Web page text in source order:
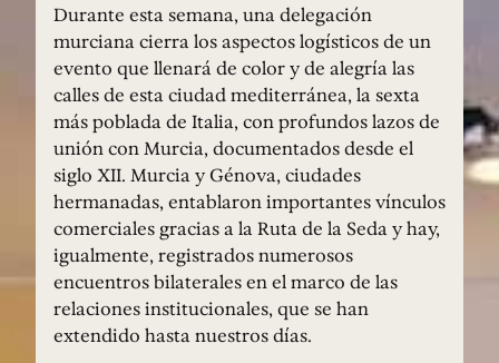
Durante esta semana, una delegación
murciana cierra los aspectos logísticos de un
evento que llenará de color y de alegría las
calles de esta ciudad mediterránea, la sexta
más poblada de Italia, con profundos lazos de
unión con Murcia, documentados desde el
siglo XII. Murcia y Génova, ciudades
hermanadas, entablaron importantes vínculos
comerciales gracias a la Ruta de la Seda y hay,
igualmente, registrados numerosos
encuentros bilaterales en el marco de las
relaciones institucionales, que se han
extendido hasta nuestros días.